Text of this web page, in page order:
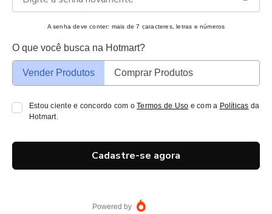
A senha deve conter: mais de 7 caracteres, letras e números
O que você busca na Hotmart?
Vender Produtos Comprar Produtos
Estou ciente e concordo com oTermos de Uso e com a Políticas da
Hotmart.
Cadastre-se agora
Powered by